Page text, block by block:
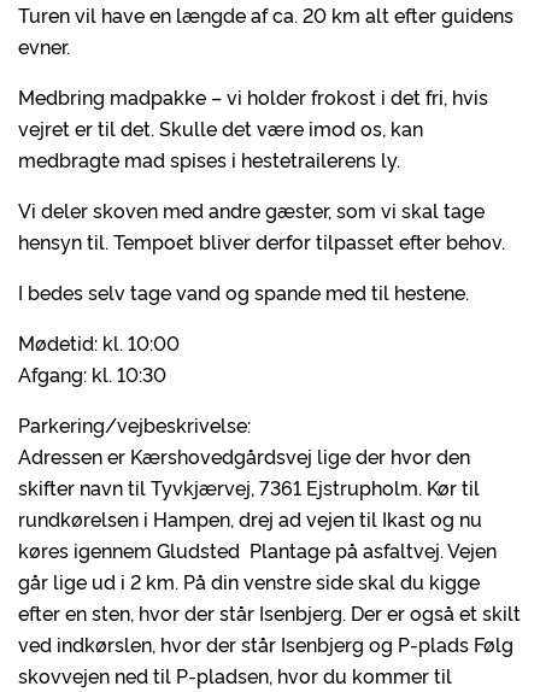
Turen vil have en længde af ca. 20 km alt efter guidens
evner.
Medbring madpakke – vi holder frokost i det fri, hvis
vejret er til det. Skulle det være imod os, kan
medbragte mad spises i hestetrailerens ly.
Vi deler skoven med andre gæster, som vi skal tage
hensyn til. Tempoet bliver derfor tilpasset efter behov.
I bedes selv tage vand og spande med til hestene.
Mødetid: kl. 10:00
Afgang: kl. 10:30
Parkering/vejbeskrivelse:
Adressen er Kærshovedgårdsvej lige der hvor den
skifter navn til Tyvkjærvej, 7361 Ejstrupholm. Kør til
rundkørelsen i Hampen, drej ad vejen til Ikast og nu
køres igennem Gludsted Plantage på asfaltvej. Vejen
går lige ud i 2 km. På din venstre side skal du kigge
efter en sten, hvor der står Isenbjerg. Der er også et skilt
ved indkørslen, hvor der står Isenbjerg og P-plads Følg
skovvejen ned til P-pladsen, hvor du kommer til